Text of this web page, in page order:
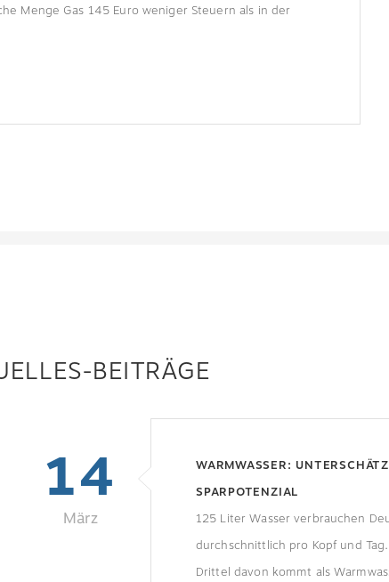
Menge Gas 145 Euro weniger Steuern als in der
BEITRÄGE
14
März
WARMWASSER:
SPARPOTENZIAL
125 Liter Wasser verbrauchen
durchschnittlich pro Kopf und
Drittel davon kommt als